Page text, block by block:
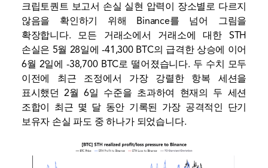
크립토퀀트 보고서 손실 실현 압력이 장소별로 다르지
않음을 확인하기 위해 Binance를 넘어 그림을
확장합니다. 모든 거래소에서 거래소에 대한 STH
손실은 5월 28일에 -41,300 BTC의 급격한 상승에 이어
6월 2일에 -38,700 BTC로 떨어졌습니다. 두 수치 모두
이전에 최근 조정에서 가장 강렬한 항복 세션을
표시했던 2월 6일 수준을 초과하여 현재의 두 세션
조합이 최근 몇 달 동안 기록된 가장 공격적인 단기
보유자 손실 파도 중 하나가 되었습니다.